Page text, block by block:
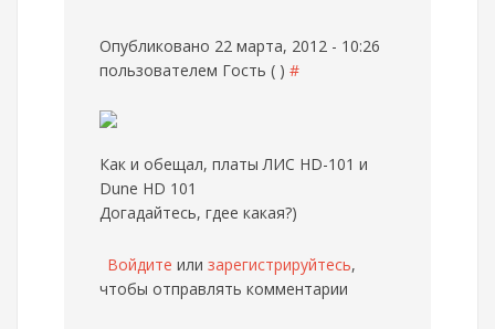
Опубликовано 22 марта, 2012 - 10:26
пользователем Гость ( ) #
Как и обещал, платы ЛИС HD-101 и
Dune HD 101
Догадайтесь, гдее какая?)
Войдите или зарегистрируйтесь,
чтобы отправлять комментарии